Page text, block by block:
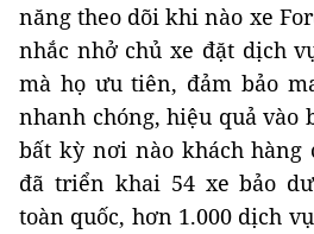
năng theo dõi khi nào xe
nhắc nhở chủ xe đặt dịch
mà họ ưu tiên, đảm bảo
nhanh chóng, hiệu quả vào
bất kỳ nơi nào khách hàng
đã triển khai 54 xe bảo
toàn quốc, hơn 1.000 dịch